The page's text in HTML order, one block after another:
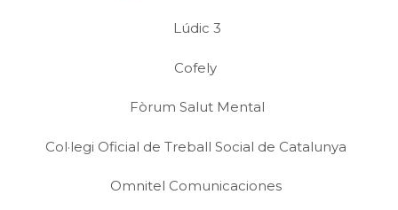
Lúdic 3
Cofely
Fòrum Salut Mental
Col·legi Oficial de Treball Social de Catalunya
Omnitel Comunicaciones